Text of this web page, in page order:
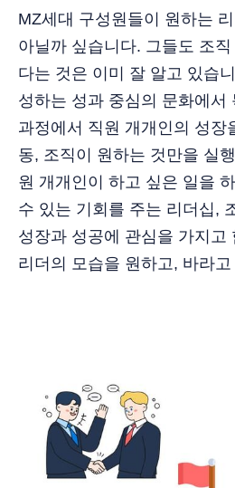
MZ세대 구성원들이 원하는
아닐까 싶습니다. 그들도 조
다는 것은 이미 잘 알고 있습
성하는 성과 중심의 문화에서
과정에서 직원 개개인의 성장
동, 조직이 원하는 것만을 실
원 개개인이 하고 싶은 일을
수 있는 기회를 주는 리더십,
성장과 성공에 관심을 가지고
리더의 모습을 원하고, 바라